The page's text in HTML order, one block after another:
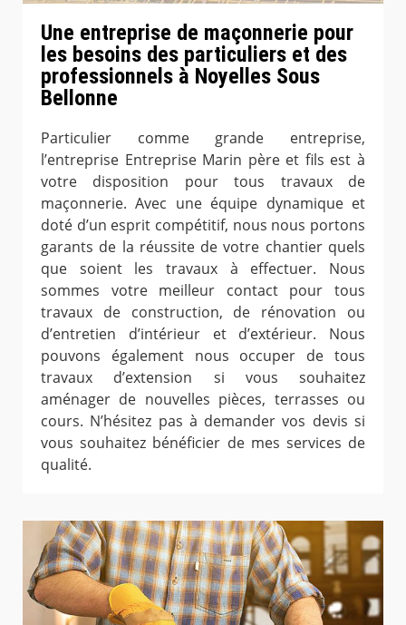
Une entreprise de maçonnerie pour
les besoins des particuliers et des
professionnels à Noyelles Sous
Bellonne
Particulier comme grande entreprise,
l’entreprise Entreprise Marin père et fils est à
votre disposition pour tous travaux de
maçonnerie. Avec une équipe dynamique et
doté d’un esprit compétitif, nous nous portons
garants de la réussite de votre chantier quels
que soient les travaux à effectuer. Nous
sommes votre meilleur contact pour tous
travaux de construction, de rénovation ou
d’entretien d’intérieur et d’extérieur. Nous
pouvons également nous occuper de tous
travaux d’extension si vous souhaitez
aménager de nouvelles pièces, terrasses ou
cours. N’hésitez pas à demander vos devis si
vous souhaitez bénéficier de mes services de
qualité.